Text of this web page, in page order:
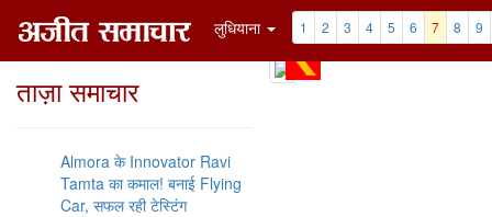
लुधियाना 1 2 3 4 5 6 7 8 9
ताज़ा समाचार
Almora के Innovator Ravi
Tamta का कमाल! बनाई Flying
Car, सफल रही टेस्टिंग